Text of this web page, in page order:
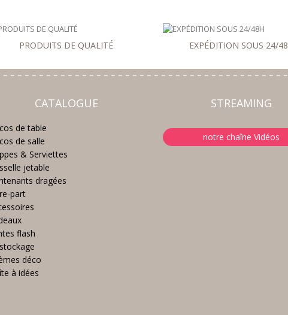
PRODUITS DE QUALITÉ EXPÉDITION SOUS 24/
CATALOGUE
de table
de salle
& Serviettes
jetable
dragées
part
flash
déco
à idées
STREAMING
notre chaîne Vidéos